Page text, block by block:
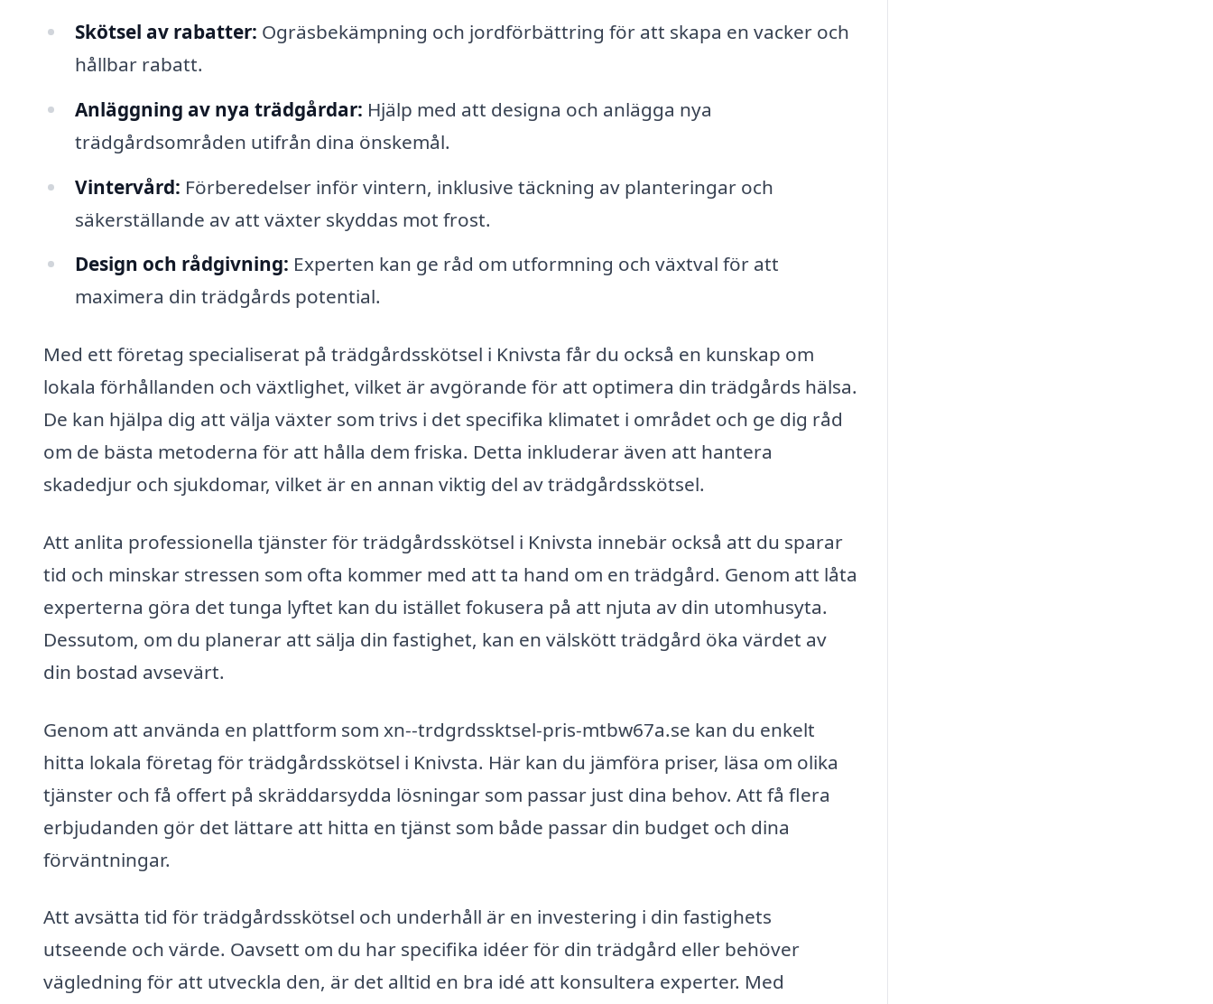
Skötsel av rabatter: Ogräsbekämpning och jordförbättring för att skapa en vacker och
hållbar rabatt.
Anläggning av nya trädgårdar: Hjälp med att designa och anlägga nya
trädgårdsområden utifrån dina önskemål.
Vintervård: Förberedelser inför vintern, inklusive täckning av planteringar och
säkerställande av att växter skyddas mot frost.
Design och rådgivning: Experten kan ge råd om utformning och växtval för att
maximera din trädgårds potential.
Med ett företag specialiserat på trädgårdsskötsel i Knivsta får du också en kunskap om
lokala förhållanden och växtlighet, vilket är avgörande för att optimera din trädgårds hälsa.
De kan hjälpa dig att välja växter som trivs i det specifika klimatet i området och ge dig råd
om de bästa metoderna för att hålla dem friska. Detta inkluderar även att hantera
skadedjur och sjukdomar, vilket är en annan viktig del av trädgårdsskötsel.
Att anlita professionella tjänster för trädgårdsskötsel i Knivsta innebär också att du sparar
tid och minskar stressen som ofta kommer med att ta hand om en trädgård. Genom att låta
experterna göra det tunga lyftet kan du istället fokusera på att njuta av din utomhusyta.
Dessutom, om du planerar att sälja din fastighet, kan en välskött trädgård öka värdet av
din bostad avsevärt.
Genom att använda en plattform som xn--trdgrdssktsel-pris-mtbw67a.se kan du enkelt
hitta lokala företag för trädgårdsskötsel i Knivsta. Här kan du jämföra priser, läsa om olika
tjänster och få offert på skräddarsydda lösningar som passar just dina behov. Att få flera
erbjudanden gör det lättare att hitta en tjänst som både passar din budget och dina
förväntningar.
Att avsätta tid för trädgårdsskötsel och underhåll är en investering i din fastighets
utseende och värde. Oavsett om du har specifika idéer för din trädgård eller behöver
vägledning för att utveckla den, är det alltid en bra idé att konsultera experter. Med